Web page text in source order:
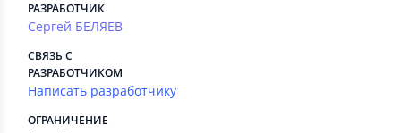
РАЗРАБОТЧИК
Сергей БЕЛЯЕВ
СВЯЗЬ С
РАЗРАБОТЧИКОМ
Написать разработчику
ОГРАНИЧЕНИЕ